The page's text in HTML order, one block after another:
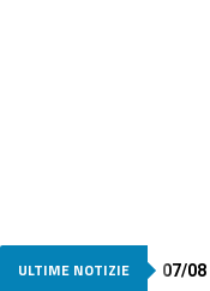
ULTIME NOTIZIE 07/08